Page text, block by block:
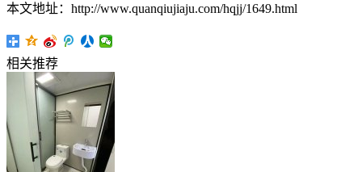
本文地址：http://www.quanqiujiaju.com/hqjj/1649.html
相关推荐